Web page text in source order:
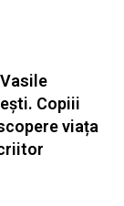
Copiii
viața